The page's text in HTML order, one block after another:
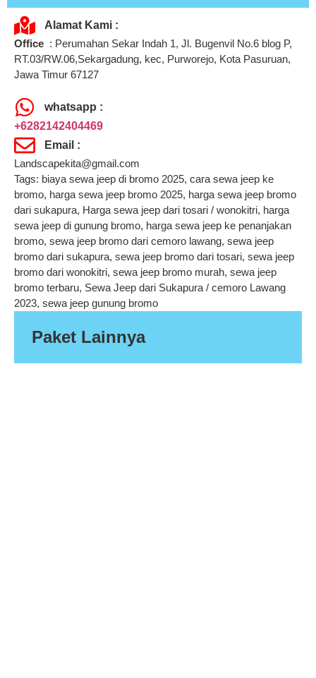
Alamat Kami :
Office : Perumahan Sekar Indah 1, Jl. Bugenvil No.6 blog P,
RT.03/RW.06,Sekargadung, kec, Purworejo, Kota Pasuruan,
Jawa Timur 67127
whatsapp :
+6282142404469
Email :
Landscapekita@gmail.com
Tags: biaya sewa jeep di bromo 2025, cara sewa jeep ke
bromo, harga sewa jeep bromo 2025, harga sewa jeep bromo
dari sukapura, Harga sewa jeep dari tosari / wonokitri, harga
sewa jeep di gunung bromo, harga sewa jeep ke penanjakan
bromo, sewa jeep bromo dari cemoro lawang, sewa jeep
bromo dari sukapura, sewa jeep bromo dari tosari, sewa jeep
bromo dari wonokitri, sewa jeep bromo murah, sewa jeep
bromo terbaru, Sewa Jeep dari Sukapura / cemoro Lawang
2023, sewa jeep gunung bromo
Paket Lainnya